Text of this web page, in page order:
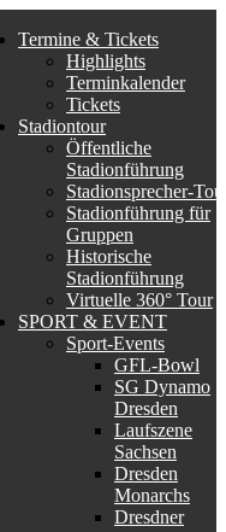
Termine & Tickets
Highlights
Terminkalender
Tickets
Stadiontour
Öffentliche
Stadionführung
Stadionsprecher-
Stadionführung für
Gruppen
Historische
Stadionführung
Virtuelle 360° Tour
SPORT & EVENT
Sport-Events
GFL-Bowl
SG Dynamo
Dresden
Laufszene
Sachsen
Dresden
Monarchs
Dresdner